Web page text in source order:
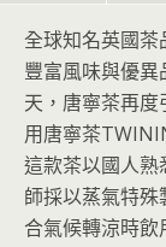
全球知名英國茶
豐富風味與優
天，唐寧茶再
用唐寧茶
這款茶以國人熟
師採以蒸氣特
合氣候轉涼時飲